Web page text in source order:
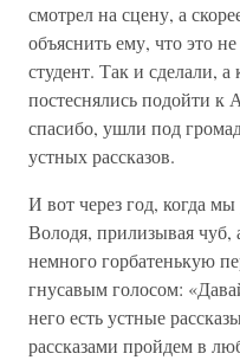
смотрел на сцену, а
объяснить ему, что это
студент. Так и сделали,
постеснялись подойти к
спасибо, ушли под
устных рассказов.
И вот через год, когда
Володя, прилизывая чуб,
немного горбатенькую
гнусавым голосом:
него есть устные
рассказами пройдем в